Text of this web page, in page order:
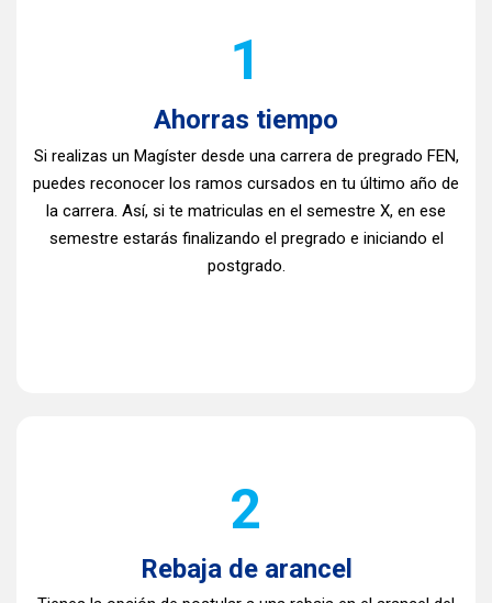
1
Ahorras tiempo
Si realizas un Magíster desde una carrera de pregrado FEN,
puedes reconocer los ramos cursados en tu último año de
la carrera. Así, si te matriculas en el semestre X, en ese
semestre estarás finalizando el pregrado e iniciando el
postgrado.
2
Rebaja de arancel